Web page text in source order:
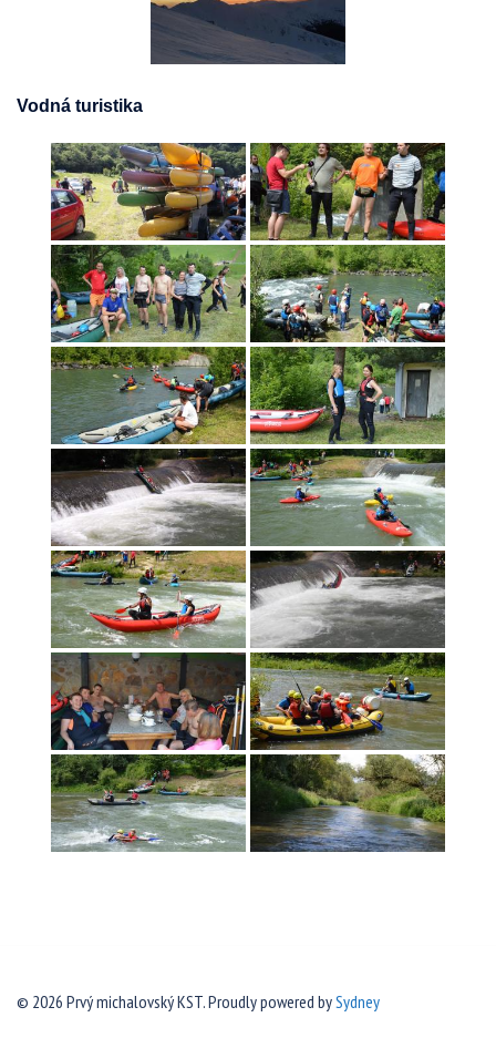
Vodná turistika
© 2026 Prvý michalovský KST. Proudly powered bySydney